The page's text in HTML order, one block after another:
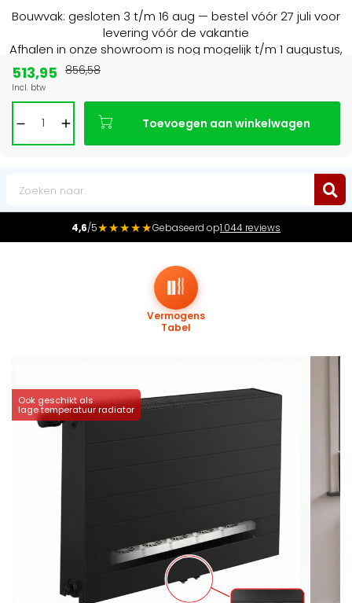
Bouwvak: gesloten 3 t/m 16 aug — bestel vóór 27 juli voor
levering vóór de vakantie
Afhalen in onze showroom is nog mogelijk t/m 1 augustus,
4,6/5★★★★★Gebaseerd op1.044 reviews
Ook geschikt als
lage temperatuur radiator
Vermogens
Tabel
513,95
Incl. btw
856,58
Toevoegen aan winkelwagen